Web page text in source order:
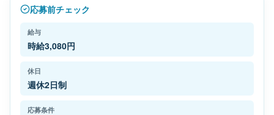
応募前チェック
給与
時給3,080円
休日
週休2日制
応募条件